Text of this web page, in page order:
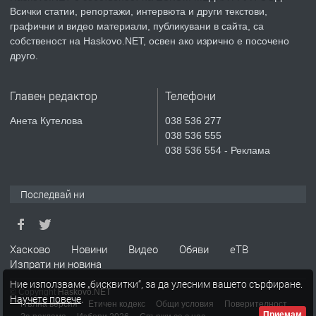
преди 6 дни
ПРЕДЛАГА СГЛОБЯВАНЕ НА МЕБЕЛИ.
№4119 Едностаен обзаведен
преди 3 дни
Всички статии, репортажи, интервюта и други текстови,
графични и видео материали, публикувани в сайта, са
собственост на Haskovo.NET, освен ако изрично е посочено
друго.
Главен редактор
Анета Кутелова
Телефони
038 536 277
038 536 555
038 536 554 - Реклама
Последвай ни
Хасково Новини Видео Обяви
еТВ
Изпрати ни новина
© Copyright Haskovo.NET
Пълна версия
Етичен кодекс Общи условия
Поверителност
Ние използваме „бисквитки“, за да улесним вашето сърфиране.
Научете повече.